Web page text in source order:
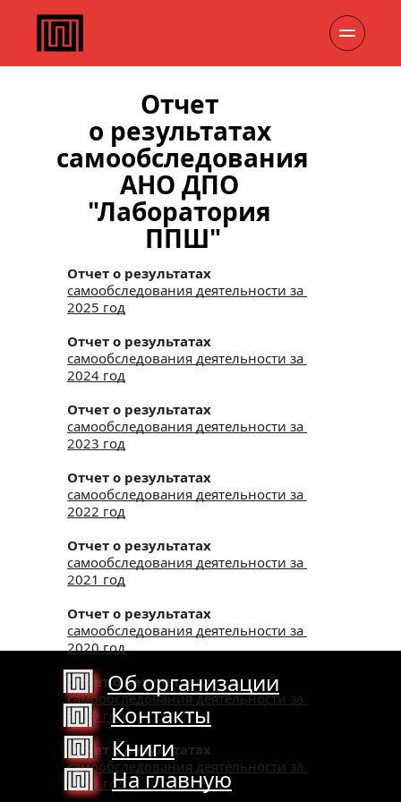
Отчет
о результатах
самообследования
АНО ДПО
"Лаборатория
ППШ"
Отчет о результатах
самообследования деятельности за
2025 год
Отчет о результатах
самообследования деятельности за
2024 год
Отчет о результатах
самообследования деятельности за
2023 год
Отчет о результатах
самообследования деятельности за
2022 год
Отчет о результатах
самообследования деятельности за
2021 год
Отчет о результатах
самообследования деятельности за
2020 год
Отчет о результатах
самообследования деятельности за
2019 год
Отчет о результатах
самообследования деятельности за
2018 год
Об организации
Контакты
На главную
Книги